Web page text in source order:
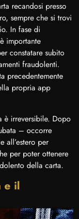
recandosi presso
sempre che si trovi
In fase di
importante
constatare subito
fraudolenti.
precedentemente
propria app
è irreversibile. Dopo
– occorre
all’estero per
per poter ottenere
della carta.
e il